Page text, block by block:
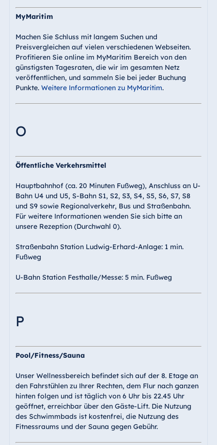
MyMaritim
Machen Sie Schluss mit langem Suchen und
Preisvergleichen auf vielen verschiedenen Webseiten.
Profitieren Sie online im MyMaritim Bereich von den
günstigsten Tagesraten, die wir im gesamten Netz
veröffentlichen, und sammeln Sie bei jeder Buchung
Punkte. Weitere Informationen zu MyMaritim.
O
Öffentliche Verkehrsmittel
Hauptbahnhof (ca. 20 Minuten Fußweg), Anschluss an U-
Bahn U4 und U5, S-Bahn S1, S2, S3, S4, S5, S6, S7, S8
und S9 sowie Regionalverkehr, Bus und Straßenbahn.
Für weitere Informationen wenden Sie sich bitte an
unsere Rezeption (Durchwahl 0).
Straßenbahn Station Ludwig-Erhard-Anlage: 1 min.
Fußweg
U-Bahn Station Festhalle/Messe: 5 min. Fußweg
P
Pool/Fitness/Sauna
Unser Wellnessbereich befindet sich auf der 8. Etage an
den Fahrstühlen zu Ihrer Rechten, dem Flur nach ganzen
hinten folgen und ist täglich von 6 Uhr bis 22.45 Uhr
geöffnet, erreichbar über den Gäste-Lift. Die Nutzung
des Schwimmbads ist kostenfrei, die Nutzung des
Fitnessraums und der Sauna gegen Gebühr.